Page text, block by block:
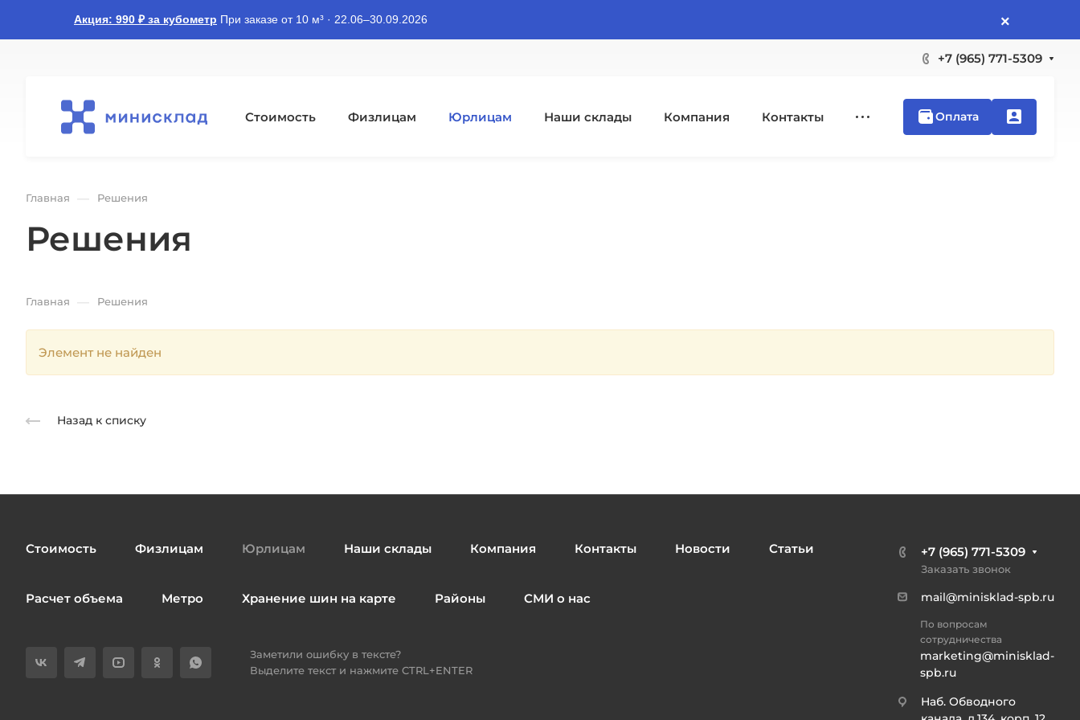
Акция: 990 ₽ за кубометр При заказе от 10 м³ · 22.06–30.09.2026 ×
+7 (965) 771-5309
Стоимость Физлицам Юрлицам Наши склады Компания Контакты Оплата
Главная Решения
Решения
Главная Решения
Элемент не найден
Назад к списку
Стоимость Физлицам Юрлицам Наши склады Компания Контакты Новости Статьи
Расчет объема Метро Хранение шин на карте Районы СМИ о нас
Заметили ошибку в тексте?
Выделите текст и нажмите CTRL+ENTER
+7 (965) 771-5309
Заказать звонок
По вопросам
сотрудничества
marketing@minisklad-
spb.ru
mail@minisklad-spb.ru
Наб. Обводного